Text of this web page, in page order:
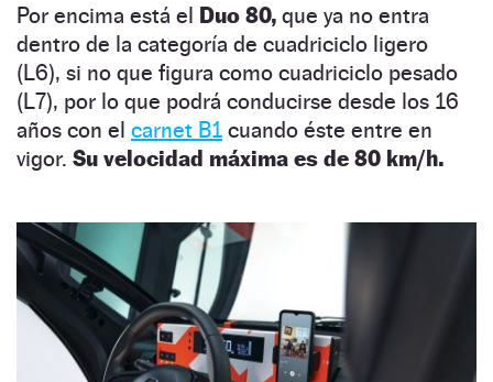
Por encima está el Duo 80, que ya no entra
dentro de la categoría de cuadriciclo ligero
(L6), si no que figura como cuadriciclo pesado
(L7), por lo que podrá conducirse desde los 16
años con el carnet B1 cuando éste entre en
vigor. Su velocidad máxima es de 80 km/h.